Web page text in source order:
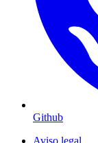
Github